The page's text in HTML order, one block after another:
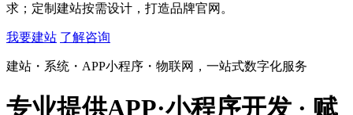
求；定制建站按需设计，打造品牌官网。
我要建站 了解咨询
建站・系统・APP小程序・物联网，一站式数字化服务
专业提供APP·小程序开发 · 赋